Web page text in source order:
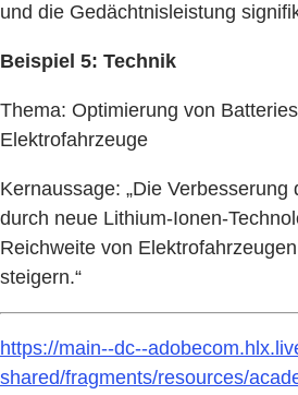
und die Gedächtnisleistung
Beispiel 5: Technik
Thema: Optimierung von
Elektrofahrzeuge
Kernaussage: „Die Verbesserung
durch neue Lithium-Ionen-
Reichweite von
steigern.“
https://main--dc--
shared/fragments/resources/